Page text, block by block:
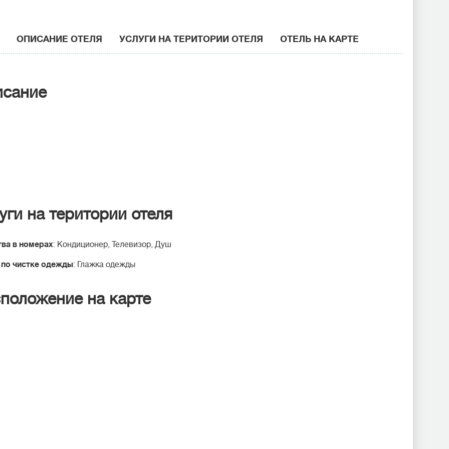
ОПИСАНИЕ ОТЕЛЯ УСЛУГИ НА ТЕРИТОРИИ ОТЕЛЯ ОТЕЛЬ НА КАРТЕ
на територии отеля
в номерах: Кондиционер, Телевизор, Душ
по чистке одежды: Глажка одежды
на карте